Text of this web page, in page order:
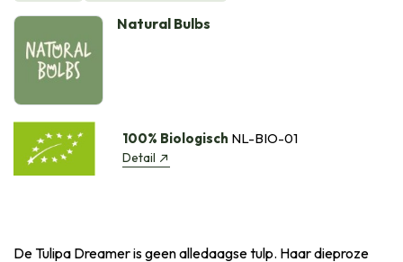
Natural Bulbs
100% Biologisch NL-BIO-01
Detail
De Tulipa Dreamer is geen alledaagse tulp. Haar dieproze